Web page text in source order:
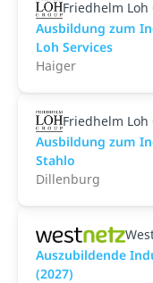
Friedhelm Loh
Ausbildung zum
Loh Services
Haiger
Friedhelm Loh
Ausbildung zum
Stahlo
Dillenburg
Auszubildende
(2027)